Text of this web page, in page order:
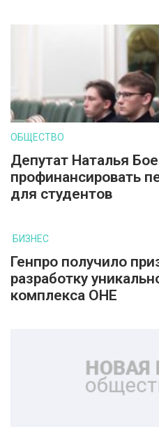
ОБЩЕСТВО
Депутат Наталья
профинансировать
для студентов
БИЗНЕС
Генпро получило
разработку
комплекса ОНЕ